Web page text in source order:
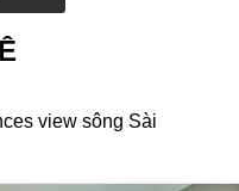
view sông Sài